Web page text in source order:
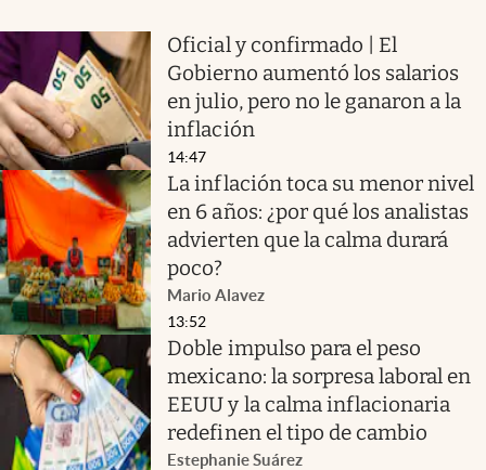
Oficial y confirmado | El
Gobierno aumentó los salarios
en julio, pero no le ganaron a la
inflación
14:47
La inflación toca su menor nivel
en 6 años: ¿por qué los analistas
advierten que la calma durará
poco?
Mario Alavez
13:52
Doble impulso para el peso
mexicano: la sorpresa laboral en
EEUU y la calma inflacionaria
redefinen el tipo de cambio
Estephanie Suárez